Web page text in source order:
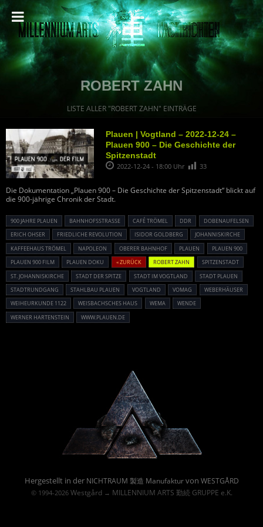
ROBERT ZAHN
LISTE ALLER "ROBERT ZAHN" EINTRÄGE
Plauen | Vogtland – 2022-12-24 –
Plauen 900 – Die Geschichte der
Spitzenstadt
2022-12-24 - 18:00 Uhr 33
Die Dokumentation „Plauen 900 – Die Geschichte der Spitzenstadt“ blickt auf
die 900-jährige Chronik der Stadt.
900 JAHRE PLAUEN BAHNHOFSSTRASSE CAFÉ TRÖMEL DDR
DOBENAUFELSEN
ERICH OHSER
FRIEDLICHE REVOLUTION ISIDOR GOLDBERG
JOHANNISKIRCHE
KAFFEEHAUS TRÖMEL
NAPOLEON OBERER BAHNHOF PLAUEN
PLAUEN 900
PLAUEN 900 FILM
PLAUEN DOKU « ZURÜCK ROBERT ZAHN
SPITZENSTADT
ST. JOHANNISKIRCHE
STADT DER SPITZE STADT IM VOGTLAND
STADT PLAUEN
STADTRUNDGANG
STAHLBAU PLAUEN VOGTLAND VOMAG
WEBERHÄUSER
WEIHEURKUNDE 1122
WEISBACHSCHES HAUS WEMA
WENDE
WERNER HARTENSTEIN
WWW.PLAUEN.DE
Hergestellt in der NICHTRAUM 製造 Manufakturvon WESTGÅRD
© 1994-2026 Westgård→ MILLENNIUM ARTS 勤続 GRUPPE e.K.
Powered By :